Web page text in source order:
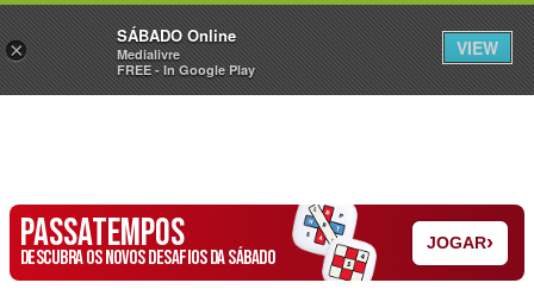
Sábado Assine Iniciar Sessão
PASSATEMPOS
DESCUBRA OS NOVOS DESAFIOS DA SÁBADO
JOGAR›
×
SÁBADO Online
Medialivre
FREE - In Google Play
VIEW